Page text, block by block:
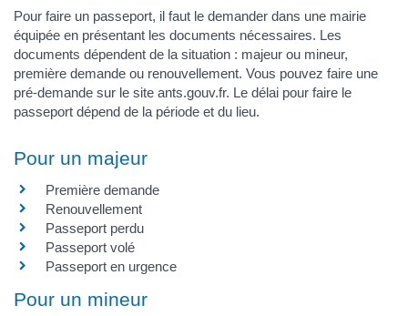
Pour faire un passeport, il faut le demander dans une mairie
équipée en présentant les documents nécessaires. Les
documents dépendent de la situation : majeur ou mineur,
première demande ou renouvellement. Vous pouvez faire une
pré-demande sur le site ants.gouv.fr. Le délai pour faire le
passeport dépend de la période et du lieu.
Pour un majeur
Première demande
Renouvellement
Passeport perdu
Passeport volé
Passeport en urgence
Pour un mineur